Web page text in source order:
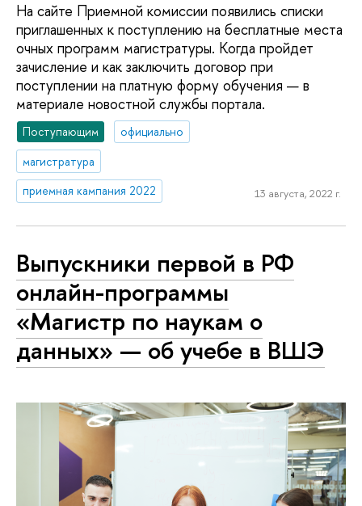
На сайте Приемной комиссии появились списки
приглашенных к поступлению на бесплатные места
очных программ магистратуры. Когда пройдет
зачисление и как заключить договор при
поступлении на платную форму обучения — в
материале новостной службы портала.
Поступающим
официально
магистратура
приемная кампания 2022
13 августа, 2022 г.
Выпускники первой в РФ
онлайн-программы
«Магистр по наукам о
данных» — об учебе в ВШЭ